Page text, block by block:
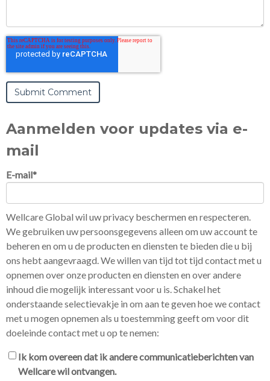
Aanmelden voor updates via e-
mail
E-mail*
Wellcare Global wil uw privacy beschermen en respecteren.
We gebruiken uw persoonsgegevens alleen om uw account te
beheren en om u de producten en diensten te bieden die u bij
ons hebt aangevraagd. We willen van tijd tot tijd contact met u
opnemen over onze producten en diensten en over andere
inhoud die mogelijk interessant voor u is. Schakel het
onderstaande selectievakje in om aan te geven hoe we contact
met u mogen opnemen als u toestemming geeft om voor dit
doeleinde contact met u op te nemen:
Ik kom overeen dat ik andere communicatieberichten van
Wellcare wil ontvangen.